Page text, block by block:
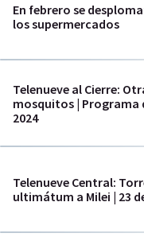
En febrero se
los supermercados
Telenueve al Cierre:
mosquitos | Programa
2024
Telenueve Central:
ultimátum a Milei | 23